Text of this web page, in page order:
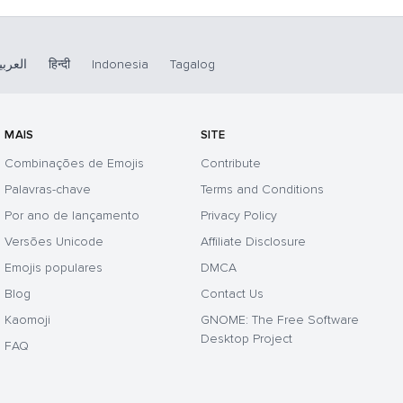
हिन्दी Indonesia Tagalog
MAIS
Combinações de Emojis
Palavras-chave
Por ano de lançamento
Versões Unicode
Emojis populares
Blog
Kaomoji
FAQ
SITE
Contribute
Terms and Conditions
Privacy Policy
Affiliate Disclosure
DMCA
Contact Us
GNOME: The Free Software
Desktop Project